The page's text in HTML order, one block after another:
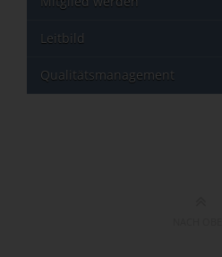
Leitbild
Qualitätsmanagement